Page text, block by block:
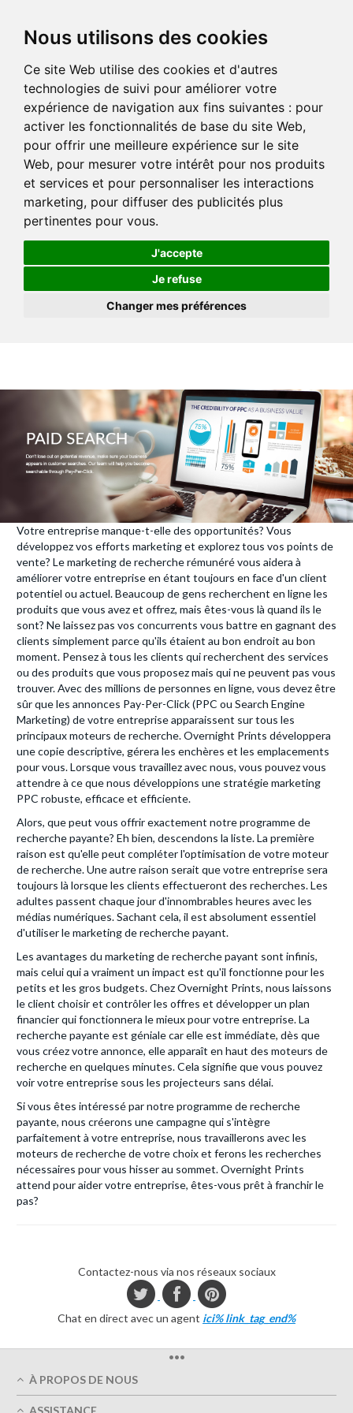
Nous utilisons des cookies
Ce site Web utilise des cookies et d'autres
technologies de suivi pour améliorer votre
expérience de navigation aux fins suivantes : pour
activer les fonctionnalités de base du site Web,
pour offrir une meilleure expérience sur le site
Web, pour mesurer votre intérêt pour nos produits
et services et pour personnaliser les interactions
marketing, pour diffuser des publicités plus
pertinentes pour vous.
J'accepte
Je refuse
Changer mes préférences
Votre entreprise manque-t-elle des opportunités? Vous
développez vos efforts marketing et explorez tous vos points de
vente? Le marketing de recherche rémunéré vous aidera à
améliorer votre entreprise en étant toujours en face d'un client
potentiel ou actuel. Beaucoup de gens recherchent en ligne les
produits que vous avez et offrez, mais êtes-vous là quand ils le
sont? Ne laissez pas vos concurrents vous battre en gagnant des
clients simplement parce qu'ils étaient au bon endroit au bon
moment. Pensez à tous les clients qui recherchent des services
ou des produits que vous proposez mais qui ne peuvent pas vous
trouver. Avec des millions de personnes en ligne, vous devez être
sûr que les annonces Pay-Per-Click (PPC ou Search Engine
Marketing) de votre entreprise apparaissent sur tous les
principaux moteurs de recherche. Overnight Prints développera
une copie descriptive, gérera les enchères et les emplacements
pour vous. Lorsque vous travaillez avec nous, vous pouvez vous
attendre à ce que nous développions une stratégie marketing
PPC robuste, efficace et efficiente.
Alors, que peut vous offrir exactement notre programme de
recherche payante? Eh bien, descendons la liste. La première
raison est qu'elle peut compléter l'optimisation de votre moteur
de recherche. Une autre raison serait que votre entreprise sera
toujours là lorsque les clients effectueront des recherches. Les
adultes passent chaque jour d'innombrables heures avec les
médias numériques. Sachant cela, il est absolument essentiel
d'utiliser le marketing de recherche payant.
Les avantages du marketing de recherche payant sont infinis,
mais celui qui a vraiment un impact est qu'il fonctionne pour les
petits et les gros budgets. Chez Overnight Prints, nous laissons
le client choisir et contrôler les offres et développer un plan
financier qui fonctionnera le mieux pour votre entreprise. La
recherche payante est géniale car elle est immédiate, dès que
vous créez votre annonce, elle apparaît en haut des moteurs de
recherche en quelques minutes. Cela signifie que vous pouvez
voir votre entreprise sous les projecteurs sans délai.
Si vous êtes intéressé par notre programme de recherche
payante, nous créerons une campagne qui s'intègre
parfaitement à votre entreprise, nous travaillerons avec les
moteurs de recherche de votre choix et ferons les recherches
nécessaires pour vous hisser au sommet. Overnight Prints
attend pour aider votre entreprise, êtes-vous prêt à franchir le
pas?
Contactez-nous via nos réseaux sociaux
Chat en direct avec un agent ici% link_tag_end%
•••
À PROPOS DE NOUS